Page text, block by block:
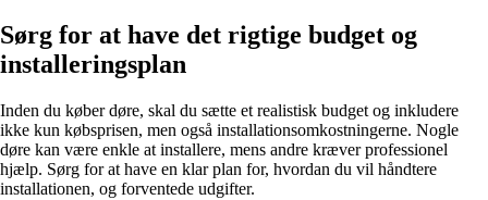
Sørg for at have det rigtige budget og
installeringsplan
Inden du køber døre, skal du sætte et realistisk budget og inkludere
ikke kun købsprisen, men også installationsomkostningerne. Nogle
døre kan være enkle at installere, mens andre kræver professionel
hjælp. Sørg for at have en klar plan for, hvordan du vil håndtere
installationen, og forventede udgifter.